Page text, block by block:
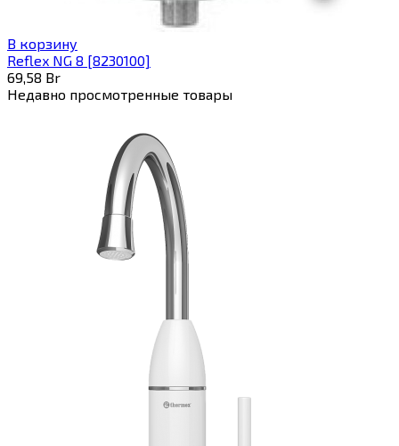
В корзину
Reflex NG 8 [8230100]
69,58 Br
Недавно просмотренные товары